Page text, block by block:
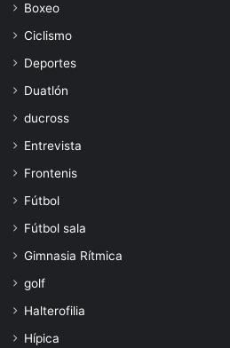
Boxeo
Ciclismo
Deportes
Duatlón
ducross
Entrevista
Frontenis
Fútbol
Fútbol sala
Gimnasia Rítmica
golf
Halterofilia
Hípica